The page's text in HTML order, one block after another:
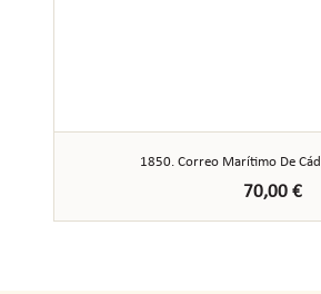
1850. Correo Marítimo De
70,00 €